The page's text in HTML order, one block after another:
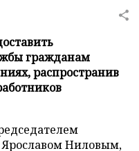
гражданам
распространив
Ниловым,